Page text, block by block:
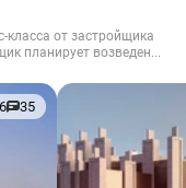
класса от застройщика
планирует возведен...
35